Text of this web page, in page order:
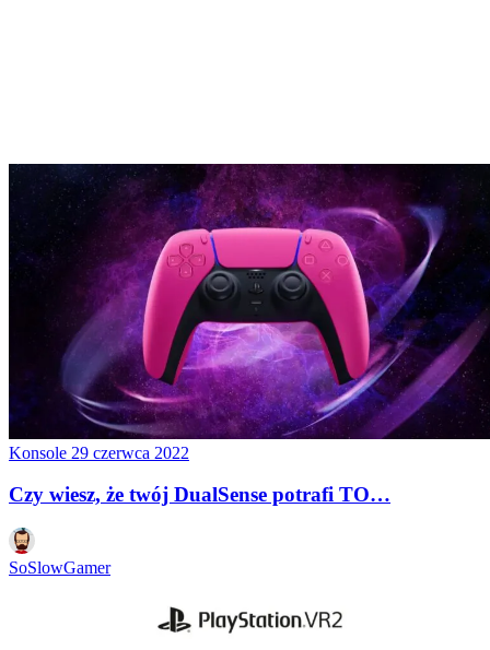
Konsole 29 czerwca 2022
Czy wiesz, że twój DualSense potrafi TO…
SoSlowGamer